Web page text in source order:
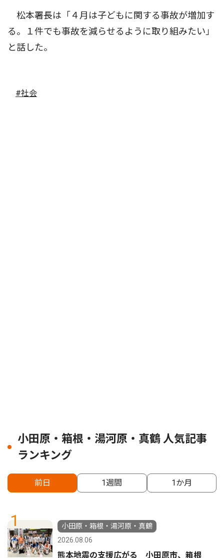
松本署長は「４月は子どもに関する事故が増加す
る。１件でも事故を減らせるように取り組みたい」
と話した。
#社会
小田原・箱根・湯河原・真鶴 人気記事
ランキング
前日 1週間 1か月
1
小田原・箱根・湯河原・真鶴
2026.08.06
熊本地震の支援広がる 小田原市、箱根